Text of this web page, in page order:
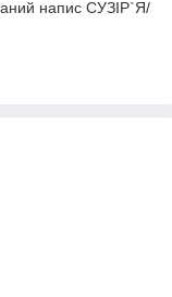
напис СУЗІР`Я/